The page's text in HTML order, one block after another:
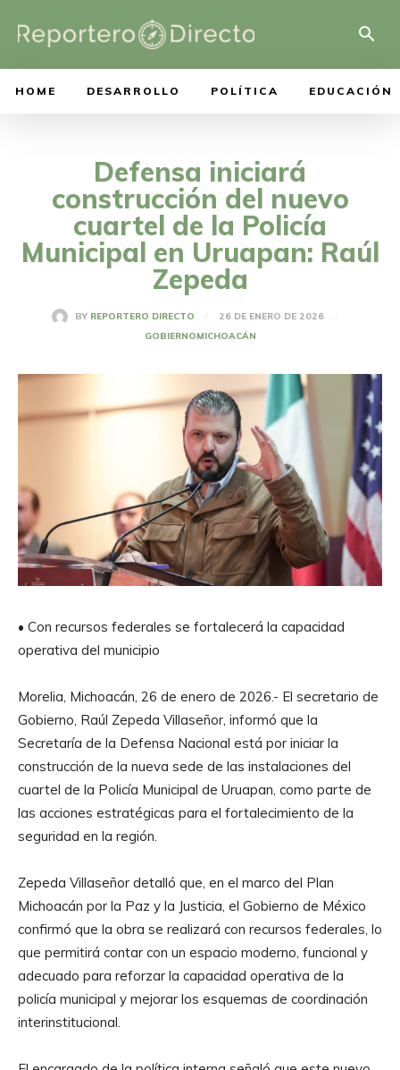
HOME DESARROLLO POLÍTICA EDUCACIÓN
Defensa iniciará
construcción del nuevo
cuartel de la Policía
Municipal en Uruapan: Raúl
Zepeda
BY REPORTERO DIRECTO
26 DE ENERO DE 2026
GOBIERNOMICHOACÁN
• Con recursos federales se fortalecerá la capacidad
operativa del municipio
Morelia, Michoacán, 26 de enero de 2026.- El secretario de
Gobierno, Raúl Zepeda Villaseñor, informó que la
Secretaría de la Defensa Nacional está por iniciar la
construcción de la nueva sede de las instalaciones del
cuartel de la Policía Municipal de Uruapan, como parte de
las acciones estratégicas para el fortalecimiento de la
seguridad en la región.
Zepeda Villaseñor detalló que, en el marco del Plan
Michoacán por la Paz y la Justicia, el Gobierno de México
confirmó que la obra se realizará con recursos federales, lo
que permitirá contar con un espacio moderno, funcional y
adecuado para reforzar la capacidad operativa de la
policía municipal y mejorar los esquemas de coordinación
interinstitucional.